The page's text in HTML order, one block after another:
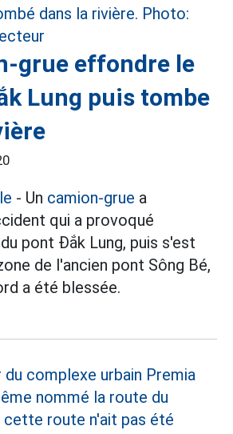
grue effondre le
Lung puis tombe
- Un camion-grue a
qui a provoqué
pont Đắk Lung, puis s'est
de l'ancien pont Sông Bé,
a été blessée.